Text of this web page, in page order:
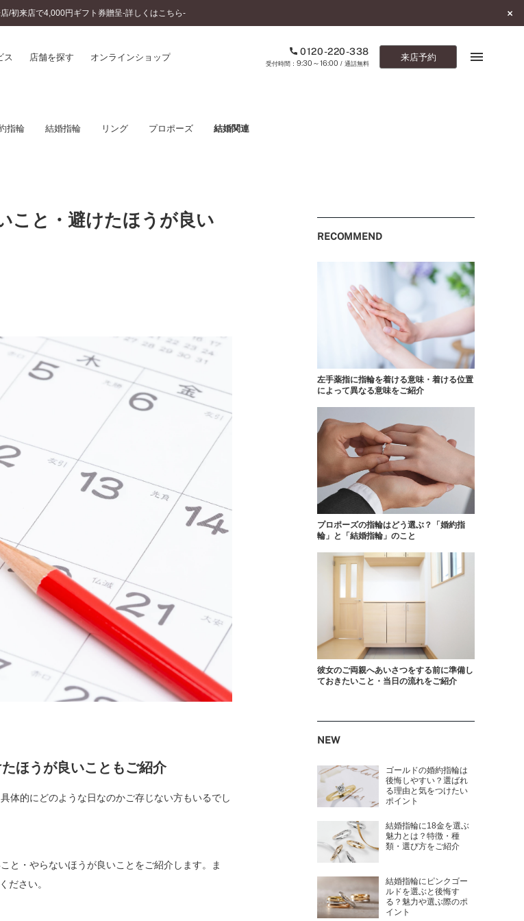
/初来店で4,000円ギフト券贈呈-詳しくはこちら-
ス 店舗を探す オンラインショップ 0120-220-338
9:30～16:00/ 通話無料
来店予約
婚約指輪とは
ニュース一覧
お客様の声
予約専用ダイヤル
0120-220-338
FOLLOW US ON
指輪 結婚指輪 リング プロポーズ 結婚関連
こと・避けたほうが良い
ほうが良いこともご紹介
体的にどのような日なのかご存じない方もいるでし
と・やらないほうが良いことをご紹介します。ま
ださい。
RECOMMEND
左手薬指に指輪を着ける意味・着ける位置
によって異なる意味をご紹介
プロポーズの指輪はどう選ぶ？「婚約指
輪」と「結婚指輪」のこと
彼女のご両親へあいさつをする前に準備し
ておきたいこと・当日の流れをご紹介
NEW
ゴールドの婚約指輪は
後悔しやすい？選ばれ
る理由と気をつけたい
ポイント
結婚指輪に18金を選ぶ
魅力とは？特徴・種
類・選び方をご紹介
結婚指輪にピンクゴー
ルドを選ぶと後悔す
る？魅力や選ぶ際のポ
イント